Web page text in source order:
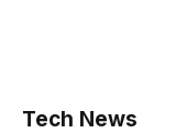
Tech News